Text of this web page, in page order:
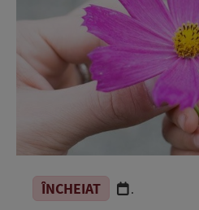
ÎNCHEIAT .